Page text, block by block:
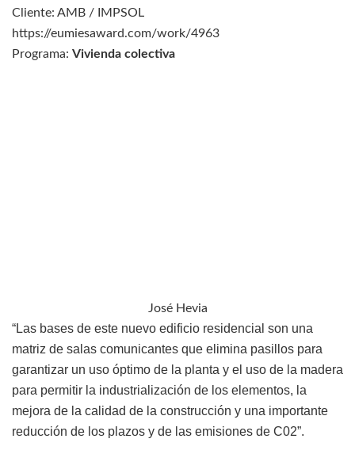
Cliente: AMB / IMPSOL
https://eumiesaward.com/work/4963
Programa: Vivienda colectiva
José Hevia
“Las bases de este nuevo edificio residencial son una
matriz de salas comunicantes que elimina pasillos para
garantizar un uso óptimo de la planta y el uso de la madera
para permitir la industrialización de los elementos, la
mejora de la calidad de la construcción y una importante
reducción de los plazos y de las emisiones de C02”.